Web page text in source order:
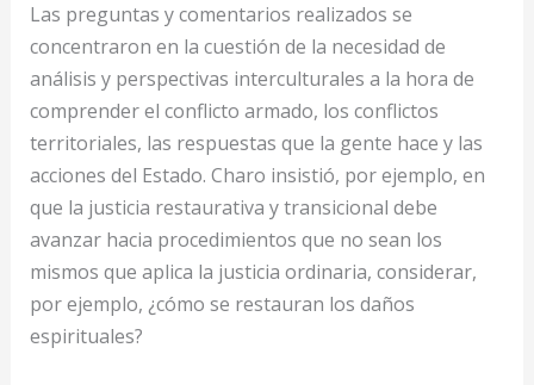
Las preguntas y comentarios realizados se
concentraron en la cuestión de la necesidad de
análisis y perspectivas interculturales a la hora de
comprender el conflicto armado, los conflictos
territoriales, las respuestas que la gente hace y las
acciones del Estado. Charo insistió, por ejemplo, en
que la justicia restaurativa y transicional debe
avanzar hacia procedimientos que no sean los
mismos que aplica la justicia ordinaria, considerar,
por ejemplo, ¿cómo se restauran los daños
espirituales?